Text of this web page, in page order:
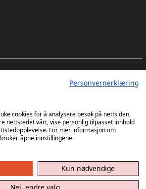
Personvernerklæring
cookies for å analysere besøk på nettsiden,
nettstedet vårt, vise personlig tilpasset innhold
For mer informasjon om
åpne innstillingene.
Kun nødvendige